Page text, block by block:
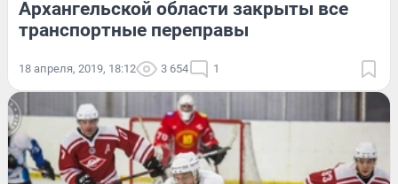
Архангельской области закрыты все
транспортные переправы
18 апреля, 2019, 18:12 3 654 1